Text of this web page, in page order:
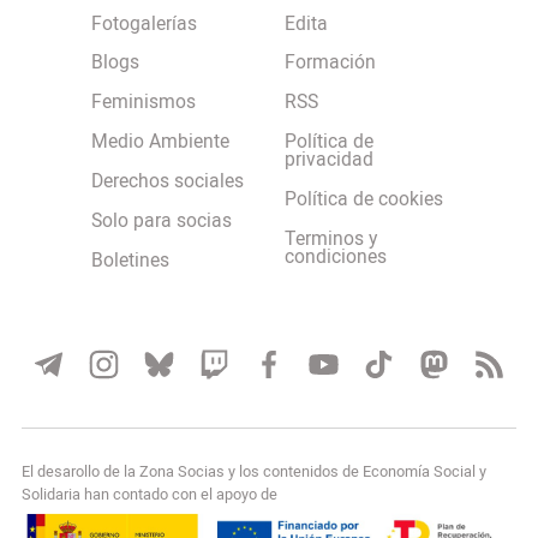
Fotogalerías
Blogs
Feminismos
Medio Ambiente
Derechos sociales
Solo para socias
Boletines
Edita
Formación
RSS
Política de
privacidad
Política de cookies
Terminos y
condiciones
El desarollo de la Zona Socias y los contenidos de Economía Social y
Solidaria han contado con el apoyo de